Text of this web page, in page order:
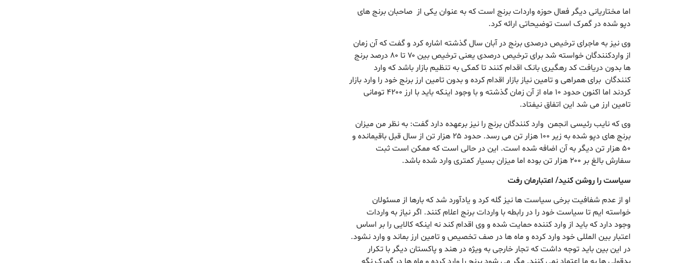
اما مختاریانی دیگر فعال حوزه واردات برنج است که به عنوان یکی از صاحبان برنج های
دپو شده در گمرک است توضیحاتی ارائه کرد.
وی نیز به ماجرای ترخیص درصدی برنج در آبان سال گذشته اشاره کرد و گفت که آن زمان
از واردکنندگان خواسته شد برای ترخیص درصدی یعنی ترخیص بین ۷۰ تا ۸۰ درصد برنج
ها بدون دریافت کد رهگیری بانک اقدام کنند تا کمکی به تنظیم بازار باشد که وارد
کنندگان برای همراهی و تامین نیاز بازار اقدام کرده و بدون تامین ارز برنج خود را وارد بازار
کردند اما اکنون حدود ۱۰ ماه از آن زمان گذشته و با وجود اینکه باید با ارز ۴۲۰۰ تومانی
تامین ارز می شد این اتفاق نیفتاد.
وی که نایب رئیسی انجمن وارد کنندگان برنج را نیز برعهده دارد گفت: به نظر من میزان
برنج های دپو شده به زیر ۱۰۰ هزار تن می رسد. حدود ۲۵ هزار تن از سال قبل باقیمانده و
۵۰ هزار تن دیگر به آن اضافه شده است. این در حالی است که ممکن است ثبت
سفارش بالغ بر ۲۰۰ هزار تن بوده اما میزان بسیار کمتری وارد شده باشد.
سیاست را روشن کنید/ اعتبارمان رفت
او از عدم شفافیت برخی سیاست ها نیز گله کرد و یادآورد شد که بارها از مسئولان
خواسته ایم تا سیاست خود را در رابطه با واردات برنج اعلام کنند. اگر نیاز به واردات
وجود دارد که باید از وارد کننده حمایت شده و وی اقدام کند نه اینکه کالایی را بر اساس
اعتبار بین المللی خود وارد کرده و ماه ها در صف تخصیص و تامین ارز بماند و وارد نشود.
در این بین باید توجه داشت که تجار خارجی به ویژه در هند و پاکستان دیگر با تکرار